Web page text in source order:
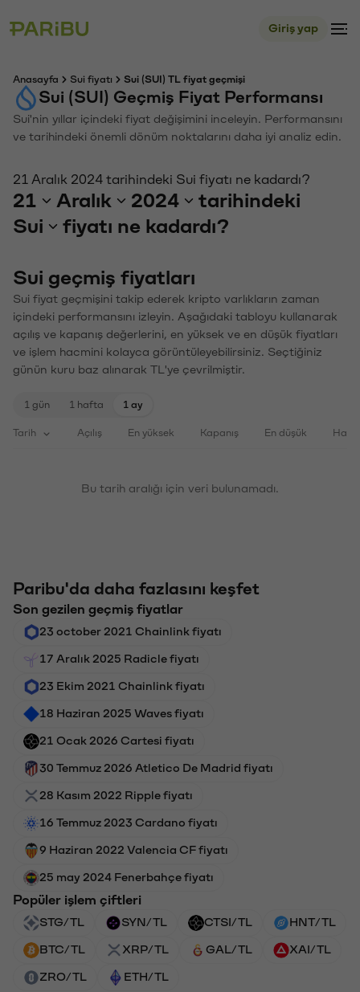
Giriş yap
Anasayfa Sui fiyatı Sui (SUI) TL fiyat geçmişi
Sui (SUI) Geçmiş Fiyat Performansı
Sui'nin yıllar içindeki fiyat değişimini inceleyin. Performansını
ve tarihindeki önemli dönüm noktalarını daha iyi analiz edin.
21 Aralık 2024 tarihindeki Sui fiyatı ne kadardı?
21 Aralık 2024
tarihindeki
Sui
fiyatı ne kadardı?
Sui geçmiş fiyatları
Sui fiyat geçmişini takip ederek kripto varlıkların zaman
içindeki performansını izleyin. Aşağıdaki tabloyu kullanarak
açılış ve kapanış değerlerini, en yüksek ve en düşük fiyatları
ve işlem hacmini kolayca görüntüleyebilirsiniz. Seçtiğiniz
günün kuru baz alınarak TL'ye çevrilmiştir.
1 gün 1 hafta 1 ay
Tarih Açılış En yüksek Kapanış En düşük
Bu tarih aralığı için veri bulunamadı.
Paribu'da daha fazlasını keşfet
Son gezilen geçmiş fiyatlar
23 october 2021 Chainlink fiyatı
17 Aralık 2025 Radicle fiyatı
23 Ekim 2021 Chainlink fiyatı
18 Haziran 2025 Waves fiyatı
21 Ocak 2026 Cartesi fiyatı
30 Temmuz 2026 Atletico De Madrid fiyatı
28 Kasım 2022 Ripple fiyatı
16 Temmuz 2023 Cardano fiyatı
9 Haziran 2022 Valencia CF fiyatı
25 may 2024 Fenerbahçe fiyatı
Popüler işlem çiftleri
STG/TL SYN/TL CTSI/TL HNT/TL
BTC/TL XRP/TL GAL/TL XAI/TL
ZRO/TL ETH/TL